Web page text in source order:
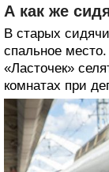
А как же
В старых
спальное
«Ласточек»
комнатах при